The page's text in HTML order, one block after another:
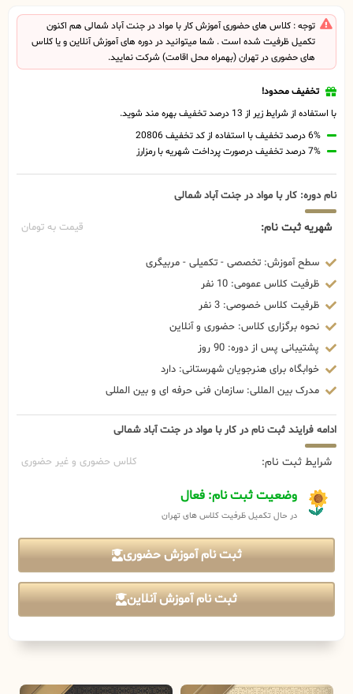
توجه : کلاس های حضوری آموزش کار با مواد در جنت آباد شمالی هم اکنون
تکمیل ظرفیت شده است . شما میتوانید در دوره های آموزش آنلاین و یا کلاس
های حضوری در تهران (بهمراه محل اقامت) شرکت نمایید.
تخفیف محدود!
با استفاده از شرایط زیر از 13 درصد تخفیف بهره مند شوید.
6% درصد تخفیف با استفاده از کد تخفیف 20806
7% درصد تخفیف درصورت پرداخت شهریه با رمزارز
نام دوره: کار با مواد در جنت آباد شمالی
شهریه ثبت نام: قیمت به تومان
سطح آموزش: تخصصی - تکمیلی - مربیگری
ظرفیت کلاس عمومی: 10 نفر
ظرفیت کلاس خصوصی: 3 نفر
نحوه برگزاری کلاس: حضوری و آنلاین
پشتیبانی پس از دوره: 90 روز
خوابگاه برای هنرجویان شهرستانی: دارد
مدرک بین المللی: سازمان فنی حرفه ای و بین المللی
ادامه فرایند ثبت نام در کار با مواد در جنت آباد شمالی
شرایط ثبت نام: کلاس حضوری و غیر حضوری
وضعیت ثبت نام: فعال
در حال تکمیل ظرفیت کلاس های تهران
ثبت نام آموزش حضوری
ثبت نام آموزش آنلاین